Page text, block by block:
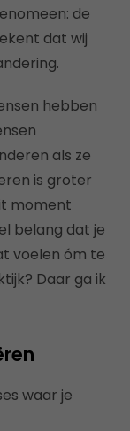
de
dat wij
hebben
als ze
is groter
moment
belang dat je
voelen óm te
Daar ga ik
waar je